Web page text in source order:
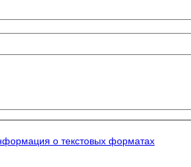
о текстовых форматах